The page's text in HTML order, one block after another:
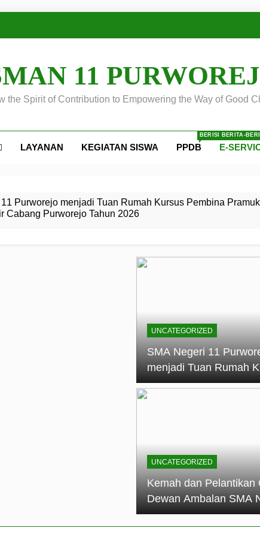
11
the Spirit of Contribution to Empowering the Way of Good
LAYANAN KEGIATAN SISWA PPDB
BERISI BERITA-
E-
Purworejo menjadi Tuan Rumah Kursus Pembina
Cabang Purworejo Tahun 2026
Calon Dewan Ambalan SMA Negeri 11
11 Purworejo Sukses Gelar LPBB Jatayudha Open 2
Tingkat
Gugus Depan
di LKBB
oleh Pasukan Khusus
11
Negeri 11 Purworejo
menjadi lokasi pelaksanaan
UNCATEGORIZED
SMA Negeri 11
menjadi Tuan Rumah
Pembina Pramuka
UNCATEGORIZED
Kemah dan Pelantikan
Dewan Ambalan SMA
11 Purworejo:
Kepemimpinan,